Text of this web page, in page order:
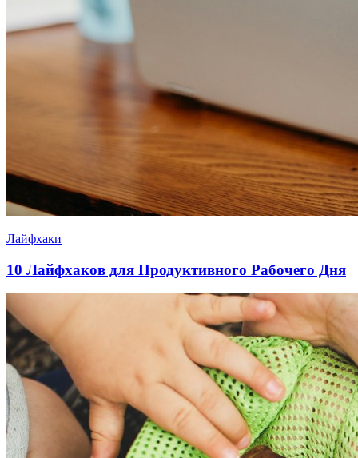
Лайфхаки
10 Лайфхаков для Продуктивного Рабочего Дня